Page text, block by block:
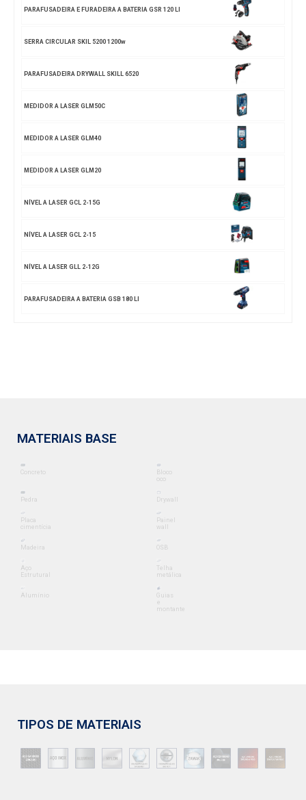
PARAFUSADEIRA E FURADEIRA A BATERIA GSR 120 LI
SERRA CIRCULAR SKIL 5200 1200w
PARAFUSADEIRA DRYWALL SKILL 6520
MEDIDOR A LASER GLM50C
MEDIDOR A LASER GLM40
MEDIDOR A LASER GLM20
NÍVEL A LASER GCL 2-15G
NÍVEL A LASER GCL 2-15
NÍVEL A LASER GLL 2-12G
PARAFUSADEIRA A BATERIA GSB 180 LI
MATERIAIS BASE
Concreto
Bloco
oco
Pedra Drywall
Placa
cimentícia
Painel
wall
Madeira OSB
Aço
Estrutural
Telha
metálica
Alumínio
Guias
e
montante
TIPOS DE MATERIAIS